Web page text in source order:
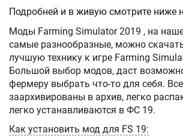
Подробней и в живую смотрите ниже
Моды Farming Simulator 2019 , на нашем сайте бывают
самые разнообразные, можно
лучшую технику к игре Farming Simulator
Большой выбор модов, даст
фермеру выбрать что-то для себя.
заархивированы в архив, легко
легко устанавливаются в ФС 19.
Как установить мод для FS 19: